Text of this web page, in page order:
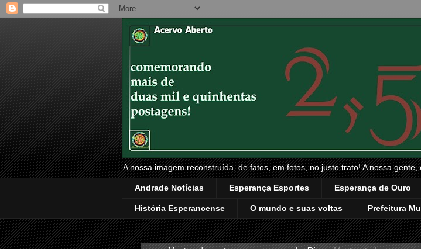
A nossa imagem reconstruída, de fatos, em fotos, no justo trato! A nossa
Andrade Notícias Esperança Esportes Esperança de Ouro
História Esperancense O mundo e suas voltas Prefeitura